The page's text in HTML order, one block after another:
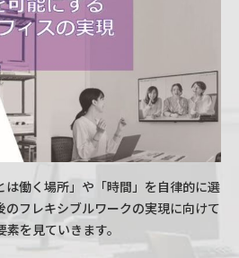
は働く場所」や「時間」を自律的に選
フレキシブルワークの実現に向けて
素を見ていきます。